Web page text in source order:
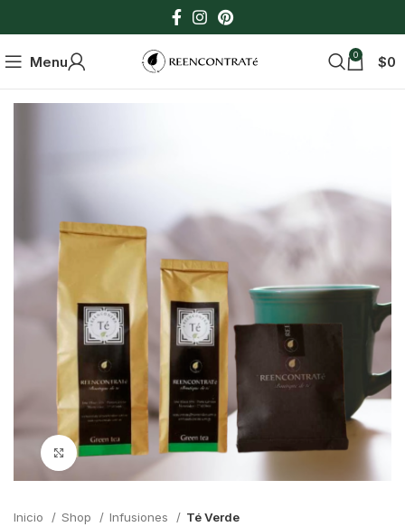
Menu 0 $0
Click para ampliar
Inicio Shop Infusiones Té Verde